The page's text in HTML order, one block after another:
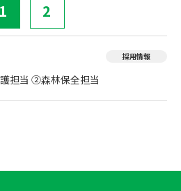
1 2
採用情報
担当 ②森林保全担当